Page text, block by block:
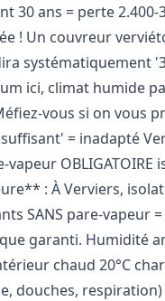
30 ans = perte 2.400-
! Un couvreur
systématiquement
ici, climat humide
vous si on vous
= inadapté
vapeur OBLIGATOIRE
: À Verviers,
SANS pare-vapeur
garanti. Humidité
chaud 20°C
douches,